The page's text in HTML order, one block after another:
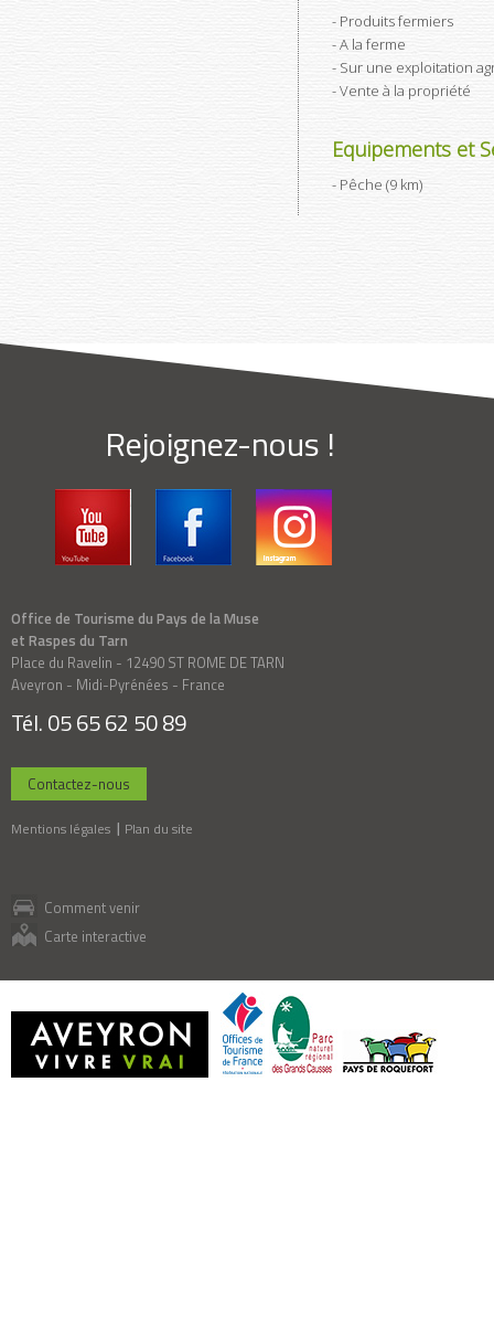
Produits fermiers
A la ferme
Sur une exploitation
Vente à la propriété
Equipements et
Pêche (9 km)
Rejoignez-nous !
Office de Tourisme du Pays de la Muse
et Raspes du Tarn
Place du Ravelin - 12490 ST ROME DE TARN
Aveyron - Midi-Pyrénées - France
Tél. 05 65 62 50 89
Contactez-nous
Mentions légales Plan du site
Comment venir
Carte interactive